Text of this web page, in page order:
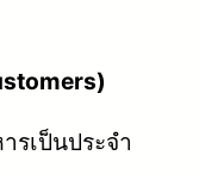
รเป็นประจำ